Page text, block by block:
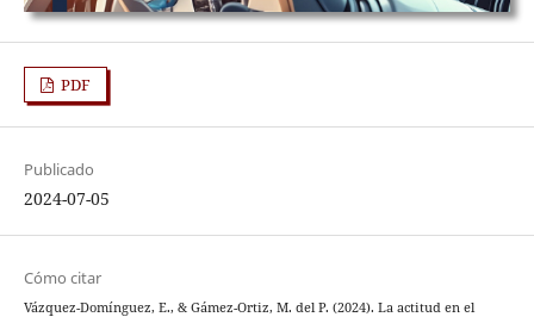
PDF
Publicado
2024-07-05
Cómo citar
Vázquez-Domínguez, E., & Gámez-Ortiz, M. del P. (2024). La actitud en el